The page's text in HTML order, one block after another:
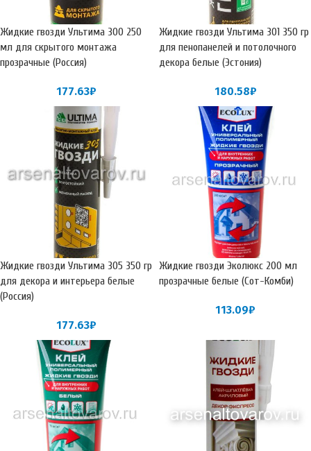
Жидкие гвозди Ультима 300 250
мл для скрытого монтажа
прозрачные (Россия)
177.63₽
Жидкие гвозди Ультима 301 350 гр
для пенопанелей и потолочного
декора белые (Эстония)
180.58₽
Жидкие гвозди Ультима 305 350 гр
для декора и интерьера белые
(Россия)
177.63₽
Жидкие гвозди Эколюкс 200 мл
прозрачные белые (Сот-Комби)
113.09₽